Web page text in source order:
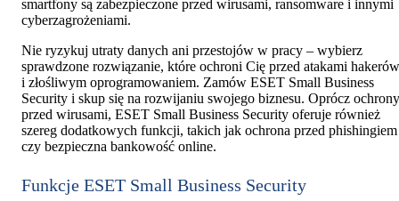
smartfony są zabezpieczone przed wirusami, ransomware i innymi
cyberzagrożeniami.
Nie ryzykuj utraty danych ani przestojów w pracy – wybierz
sprawdzone rozwiązanie, które ochroni Cię przed atakami hakerów
i złośliwym oprogramowaniem. Zamów ESET Small Business
Security i skup się na rozwijaniu swojego biznesu. Oprócz ochrony
przed wirusami, ESET Small Business Security oferuje również
szereg dodatkowych funkcji, takich jak ochrona przed phishingiem
czy bezpieczna bankowość online.
Funkcje ESET Small Business Security